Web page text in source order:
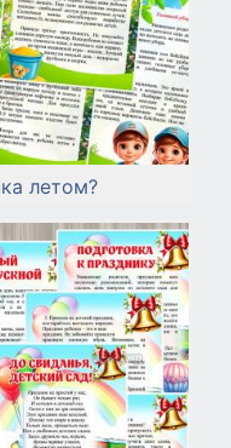
летом?